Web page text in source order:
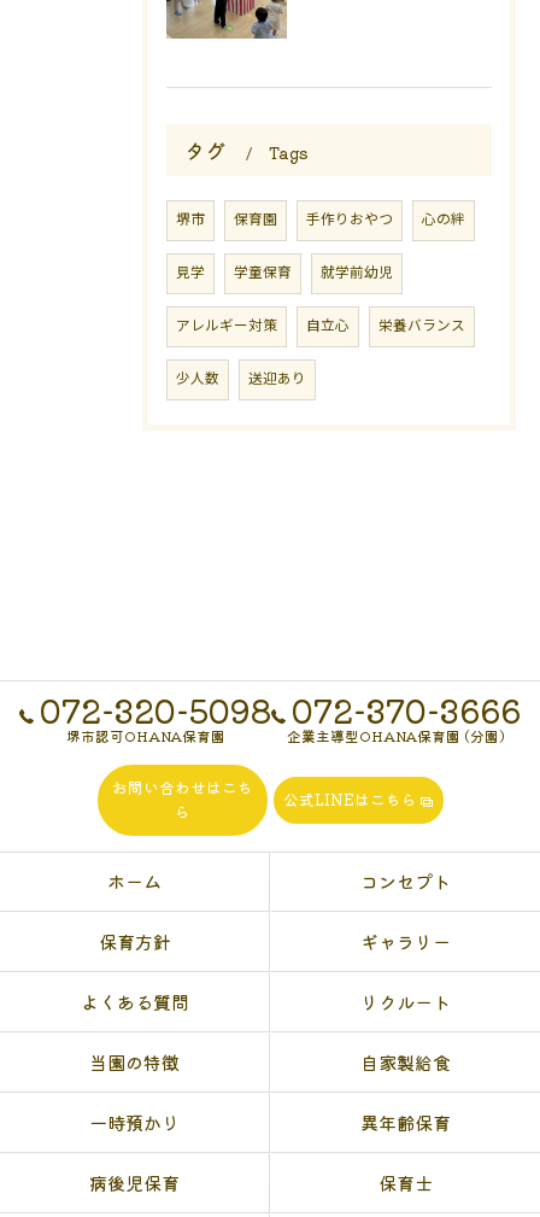
タグ Tags
堺市 保育園 手作りおやつ 心の絆
見学 学童保育 就学前幼児
アレルギー対策 自立心 栄養バランス
少人数 送迎あり
072-320-5098
堺市認可OHANA保育園
072-370-3666
企業主導型OHANA保育園 (分園)
お問い合わせはこち
ら
公式LINEはこちら
ホーム コンセプト
保育方針 ギャラリー
よくある質問 リクルート
当園の特徴 自家製給食
一時預かり 異年齢保育
病後児保育 保育士